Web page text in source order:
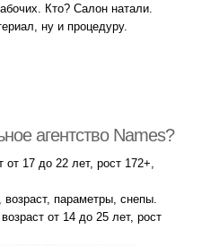
Кто? Салон натали.
ну и процедуру.
агентство Names?
17 до 22 лет, рост 172+,
параметры, снепы.
от 14 до 25 лет, рост